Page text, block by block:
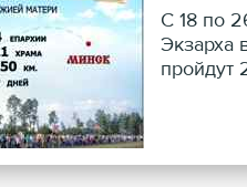
С 18 по
Экзарха
пройдут